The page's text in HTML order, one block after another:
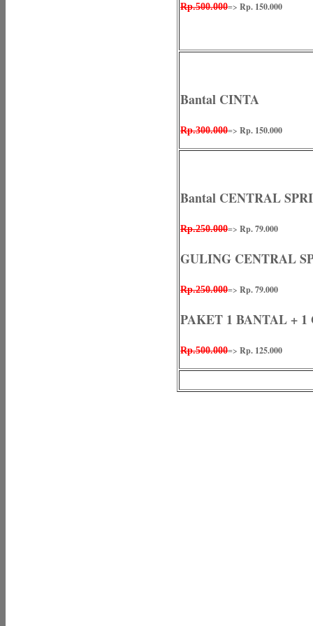
Rp.500.000=> Rp. 150.000
Bantal CINTA
Rp.300.000=> Rp. 150.000
Bantal CENTRAL
Rp.250.000=> Rp. 79.000
GULING CENTRAL
Rp.250.000=> Rp. 79.000
PAKET 1 BANTAL +
Rp.500.000=> Rp. 125.000